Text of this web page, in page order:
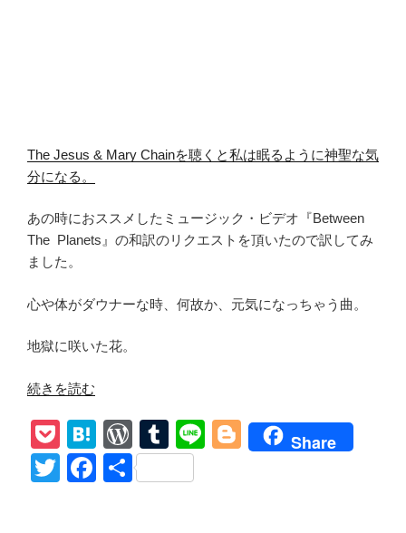
The Jesus & Mary Chainを聴くと私は眠るように神聖な気
分になる。
あの時におススメしたミュージック・ビデオ『Between
The Planets』の和訳のリクエストを頂いたので訳してみ
ました。
心や体がダウナーな時、何故か、元気になっちゃう曲。
地獄に咲いた花。
“Jesus
Mary
Chain/Between
The
続きを読む
P
o
ck
H
at
e
W
or
d
T
u
m
Li
Bl
Share
T
F
共